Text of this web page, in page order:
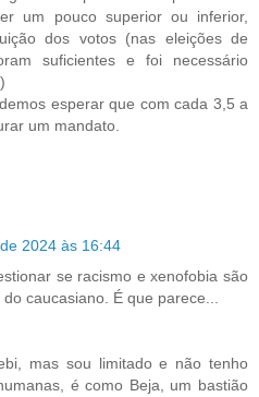
um pouco superior ou inferior,
dos votos (nas eleições de
suficientes e foi necessário
esperar que com cada 3,5 a
um mandato.
2024 às 16:44
se racismo e xenofobia são
caucasiano. É que parece...
mas sou limitado e não tenho
é como Beja, um bastião